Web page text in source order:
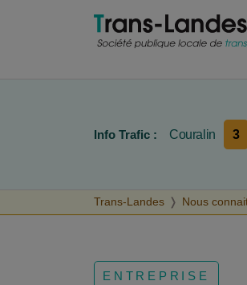
Info Trafic : Couralin 3
Trans-Landes Nous
ENTREPRISE